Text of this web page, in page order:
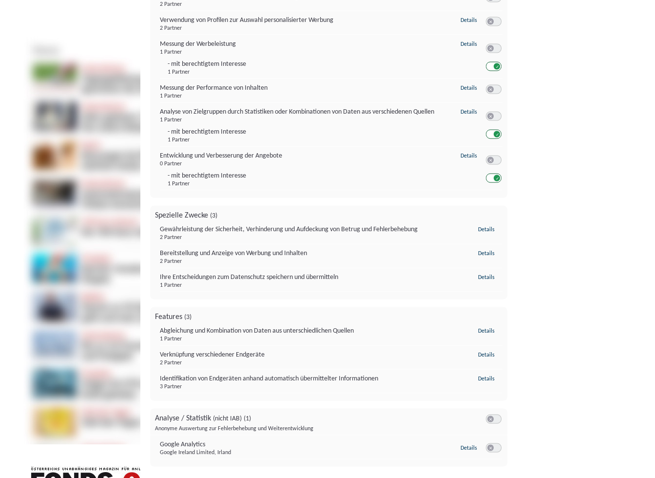
2 Partner
Verwendung von Profilen zur Auswahl personalisierter Werbung
2 Partner
Details zu Verwendung von Profilen zur Auswahl personalisierter Werbung
Messung der Werbeleistung
1 Partner
- mit berechtigtem Interesse
1 Partner
Details zu Messung der Werbeleistung
Messung der Performance von Inhalten
1 Partner
Details zu Messung der Performance von Inhalten
Analyse von Zielgruppen durch Statistiken oder Kombinationen von Daten aus verschiedenen Quellen
1 Partner
- mit berechtigtem Interesse
1 Partner
Details zu Analyse von Zielgruppen durch Statistiken oder Kombinationen von
Entwicklung und Verbesserung der Angebote
0 Partner
- mit berechtigtem Interesse
1 Partner
Details zu Entwicklung und Verbesserung der Angebote
Spezielle Zwecke (3)
Gewährleistung der Sicherheit, Verhinderung und Aufdeckung von Betrug und Fehlerbehebung
2 Partner
Details
Bereitstellung und Anzeige von Werbung und Inhalten
2 Partner
Details
Ihre Entscheidungen zum Datenschutz speichern und übermitteln
1 Partner
Details
Features (3)
Abgleichung und Kombination von Daten aus unterschiedlichen Quellen
1 Partner
Details
Verknüpfung verschiedener Endgeräte
2 Partner
Details
Identifikation von Endgeräten anhand automatisch übermittelter Informationen
3 Partner
Details
Analyse / Statistik (nicht IAB) (1)
Anonyme Auswertung zur Fehlerbehebung und Weiterentwicklung
Google Analytics
Google Ireland Limited, Irland
Details zu Google Analytics